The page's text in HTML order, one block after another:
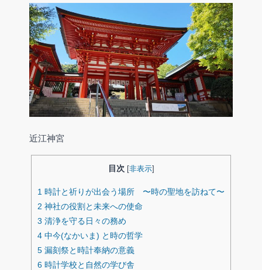
近江神宮
目次 [非表示]
1 時計と祈りが出会う場所 〜時の聖地を訪ねて〜
2 神社の役割と未来への使命
3 清浄を守る日々の務め
4 中今(なかいま) と時の哲学
5 漏刻祭と時計奉納の意義
6 時計学校と自然の学び舎